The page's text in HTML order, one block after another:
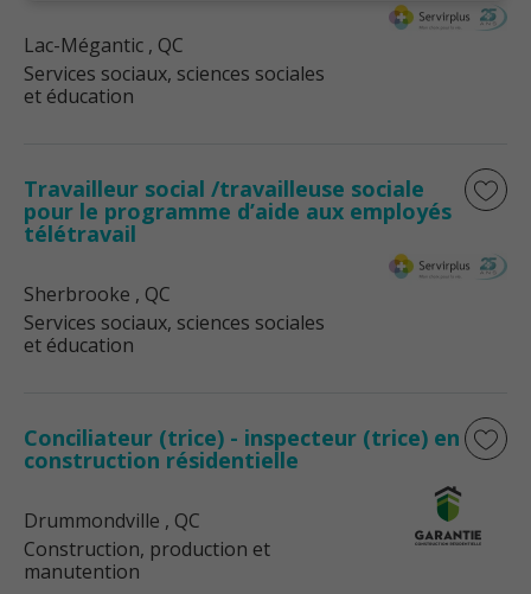
Lac-Mégantic , QC
Services sociaux, sciences sociales
et éducation
Travailleur social /travailleuse sociale
pour le programme d’aide aux employés
télétravail
Sherbrooke , QC
Services sociaux, sciences sociales
et éducation
Conciliateur (trice) - inspecteur (trice) en
construction résidentielle
Drummondville , QC
Construction, production et
manutention